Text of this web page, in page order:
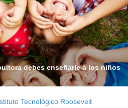
debes enseñarle a los niños
Tecnológico Roosevelt